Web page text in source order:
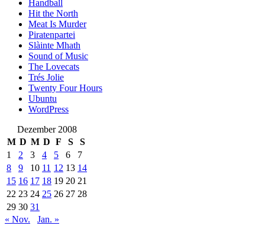
Handball
Hit the North
Meat Is Murder
Piratenpartei
Slàinte Mhath
Sound of Music
The Lovecats
Trés Jolie
Twenty Four Hours
Ubuntu
WordPress
Dezember 2008
M D M D F S
S
1
2 3 4 5 6
7
8
9 10 11 12 13 14
15 16 17 18 19 20 21
22 23 24 25 26 27 28
29 30 31
« Nov.
Jan. »